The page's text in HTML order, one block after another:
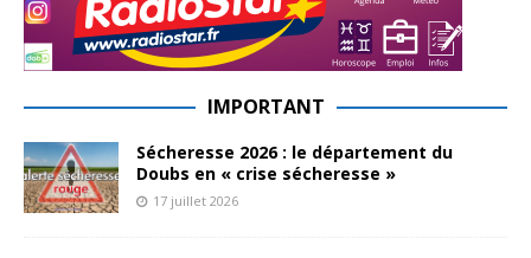
IMPORTANT
Sécheresse 2026 : le département du
Doubs en « crise sécheresse »
17 juillet 2026